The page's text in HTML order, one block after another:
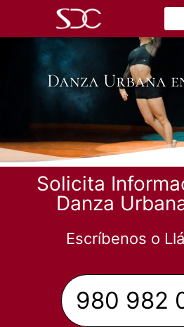
Danza Urbana
Solicita
Danza
Escríbenos o
980 982